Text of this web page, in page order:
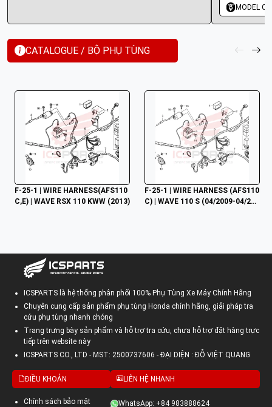
MODEL
CATALOGUE / BỘ PHỤ TÙNG
F-25-1 | WIRE HARNESS(AFS110
C,E) | WAVE RSX 110 KWW (2013)
F-25-1 | WIRE HARNESS (AFS110
C) | WAVE 110 S (04/2009-04/201
ICSPARTS là hệ thống phân phối 100% Phụ Tùng Xe Máy Chính Hãng
Chuyên cung cấp sản phẩm phụ tùng Honda chính hãng, giải pháp tra
cứu phụ tùng nhanh chóng
Trang trưng bày sản phẩm và hỗ trợ tra cứu, chưa hỗ trợ đặt hàng trực
tiếp trên website này
ICSPARTS CO., LTD - MST: 2500737606 - ĐẠI DIỆN : ĐỖ VIỆT QUANG
ĐIỀU KHOẢN
Chính sách bảo mật
LIÊN HỆ NHANH
WhatsApp: +84 983888624